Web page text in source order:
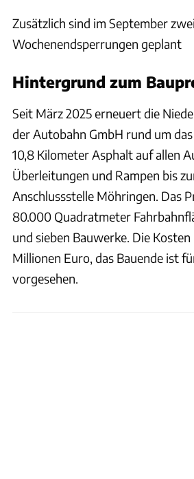
Zusätzlich sind im September
Wochenendsperrungen geplant
Hintergrund zum
Seit März 2025 erneuert die
der Autobahn GmbH rund um
10,8 Kilometer Asphalt auf allen
Überleitungen und Rampen bis
Anschlussstelle Möhringen. Das
80.000 Quadratmeter
und sieben Bauwerke. Die
Millionen Euro, das Bauende ist
vorgesehen.